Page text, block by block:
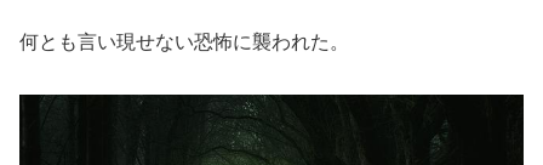
何とも言い現せない恐怖に襲われた。